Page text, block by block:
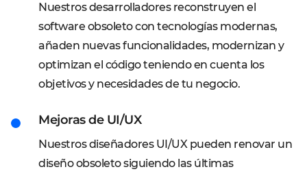
Nuestros desarrolladores reconstruyen el
software obsoleto con tecnologías modernas,
añaden nuevas funcionalidades, modernizan y
optimizan el código teniendo en cuenta los
objetivos y necesidades de tu negocio.
Mejoras de UI/UX
Nuestros diseñadores UI/UX pueden renovar un
diseño obsoleto siguiendo las últimas